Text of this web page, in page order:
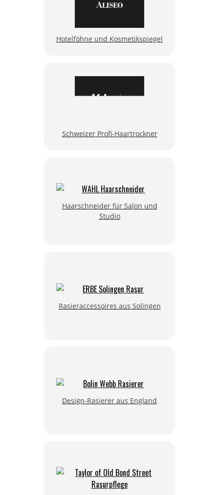
Hotelföhne und Kosmetikspiegel
Schweizer Profi-Haartrockner
Haarschneider für Salon und
Studio
Rasieraccessoires aus Solingen
Design-Rasierer aus England